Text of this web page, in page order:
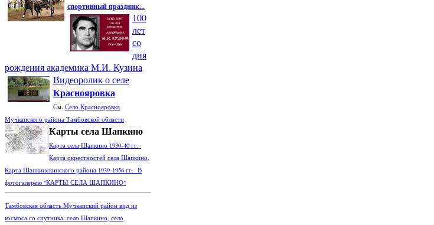
спортивный праздник...
100
лет
со
дня
рождения академика М.И. Кузина
Видеоролик о селе
Краснояровка
См. Село Краснояровка
Мучкапского района Тамбовской области
Карты села Шапкино
Карта села Шапкино 1930-40 гг.
Карта окрестностей села Шапкино.
Карта Шапкинскинского района 1939-1956 гг. В
фотогалерею "КАРТЫ СЕЛА ШАПКИНО"
Тамбовская область Мучкапский район вид из
космоса со спутника: село Шапкино, село